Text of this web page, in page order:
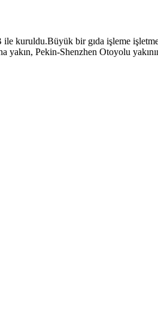
kuruldu.Büyük bir gıda işleme
Pekin-Shenzhen Otoyolu